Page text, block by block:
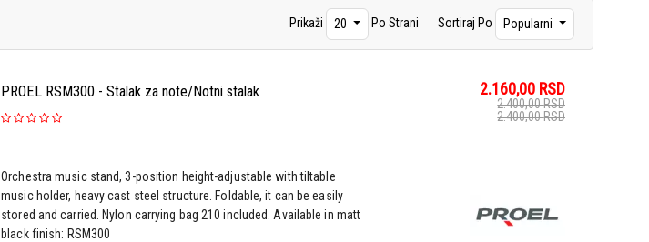
Prikaži 20 Po Strani Sortiraj Po Popularni
PROEL RSM300 - Stalak za note/Notni stalak 2.160,00 RSD
2.400,00RSD
2.400,00RSD
Orchestra music stand, 3-position height-adjustable with tiltable
music holder, heavy cast steel structure. Foldable, it can be easily
stored and carried. Nylon carrying bag 210 included. Available in matt
black finish: RSM300